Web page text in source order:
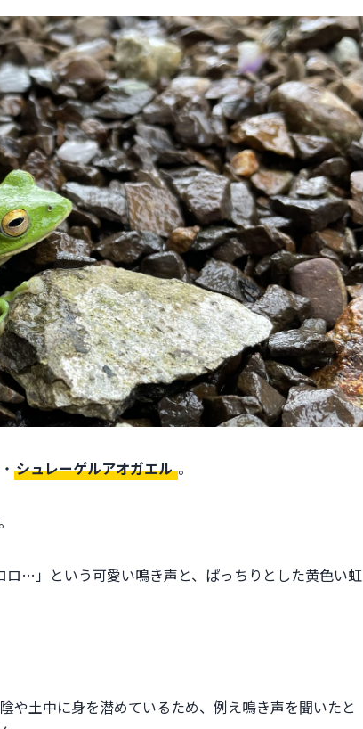
シュレーゲルアオガエル。
…」という可愛い鳴き声と、ぱっちりとした黄色い虹
や土中に身を潜めているため、例え鳴き声を聞いたと